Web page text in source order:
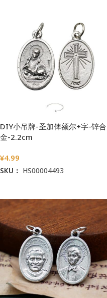
DIY小吊牌-圣加俾额尔+字-锌合
金-2.2cm
¥4.99
SKU： HS00004493